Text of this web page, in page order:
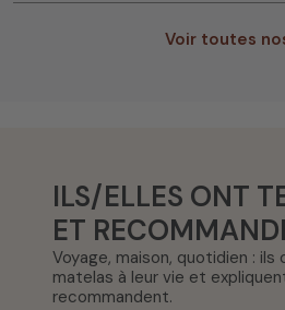
Voir toutes
ILS/ELLES ONT
ET
Voyage, maison, quotidien :
matelas à leur vie et
recommandent.